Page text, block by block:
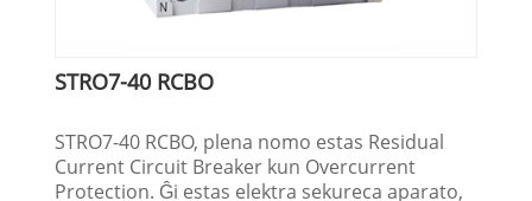
STRO7-40 RCBO
STRO7-40 RCBO, plena nomo estas Residual
Current Circuit Breaker kun Overcurrent
Protection. Ĝi estas elektra sekureca aparato,